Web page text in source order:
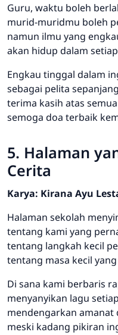
Guru, waktu boleh
murid-muridmu boleh
namun ilmu yang
akan hidup dalam
Engkau tinggal dalam
sebagai pelita
terima kasih atas
semoga doa terbaik
5. Halaman
Cerita
Karya: Kirana Ayu
Halaman sekolah
tentang kami yang
tentang langkah kecil
tentang masa kecil
Di sana kami berbaris
menyanyikan lagu
mendengarkan amanat
meski kadang pikiran